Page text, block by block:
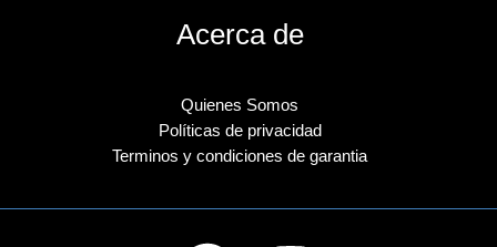
Acerca de
Quienes Somos
Políticas de privacidad
Terminos y condiciones de garantia